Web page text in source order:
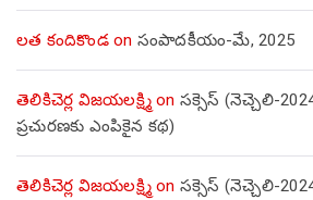
లత కందికొండon సంపాదకీయం-మే, 2025
తెలికిచెర్ల విజయలక్ష్మిon సక్సెస్ (నెచ్చెలి-
ప్రచురణకు ఎంపికైన కథ)
తెలికిచెర్ల విజయలక్ష్మిon సక్సెస్ (నెచ్చెలి-